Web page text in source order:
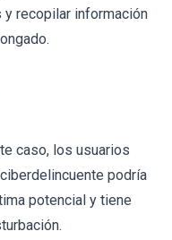
y recopilar información
caso, los usuarios
podría
potencial y tiene